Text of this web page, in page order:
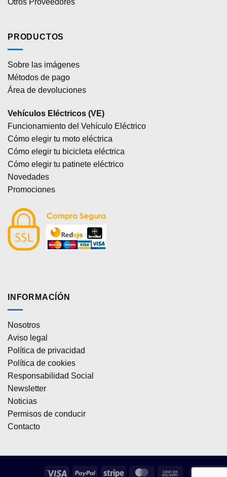
PRODUCTOS
Sobre las imágenes
Métodos de pago
Área de devoluciones
Vehículos Eléctricos (VE)
Funcionamiento del Vehículo Eléctrico
Cómo elegir tu moto eléctrica
Cómo elegir tu bicicleta eléctrica
Cómo elegir tu patinete eléctrico
Novedades
Promociones
INFORMACÍÓN
Nosotros
Aviso legal
Política de privacidad
Política de cookies
Responsabilidad Social
Newsletter
Noticias
Permisos de conducir
Contacto
Visa PayPal Stripe MasterCard